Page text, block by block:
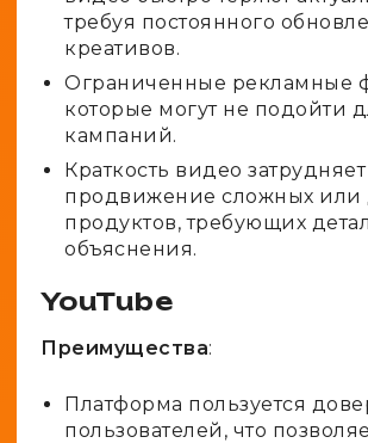
требуя постоянного
креативов.
Ограниченные рекламные
которые могут не подойти
кампаний.
Краткость видео затрудняет
продвижение сложных или
продуктов, требующих
объяснения.
YouTube
Преимущества:
Платформа пользуется
пользователей, что